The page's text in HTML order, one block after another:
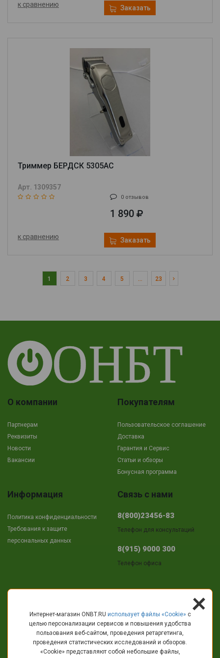
к сравнению Заказать
Триммер БЕРДСК 5305АС
Арт. 1309357
0 отзывов
1 890
к сравнению Заказать
1 2 3 4 5 ... 23
О компании
Партнерам
Реквизиты
Новости
Вакансии
Покупателям
Пользовательское соглашение
Доставка
Гарантия и Сервис
Cтатьи и обзоры
Бонусная программа
Информация
Политика конфиденциальности
Требования к защите
персональных данных
Связь с нами
8(800)23456-83
Телефон для консультаций
8(915) 9000 300
Телефон офиса
г.Кострома
пр-т Текстильщиков, 11
+
Интернет-магазин ONBT.RU использует файлы «Сookie» с
целью персонализации сервисов и повышения удобства
пользования веб-сайтом, проведения ретаргетинга,
проведения статистических исследований и обзоров.
«Cookie» представляют собой небольшие файлы,